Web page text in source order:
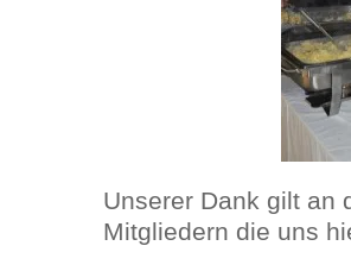
Unserer Dank gilt an
Mitgliedern die uns